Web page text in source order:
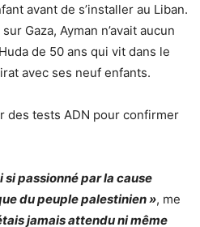
avant de s’installer au Liban.
Gaza, Ayman n’avait aucun
de 50 ans qui vit dans le
avec ses neuf enfants.
des tests ADN pour confirmer
si passionné par la cause
du peuple palestinien », me
jamais attendu ni même